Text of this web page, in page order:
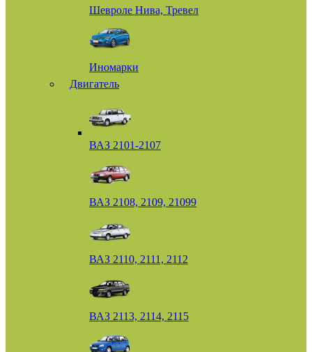
Шевроле Нива, Тревел
Иномарки
Двигатель
ВАЗ 2101-2107
ВАЗ 2108, 2109, 21099
ВАЗ 2110, 2111, 2112
ВАЗ 2113, 2114, 2115